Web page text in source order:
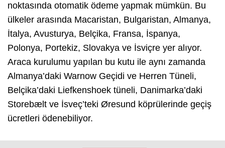
noktasında otomatik ödeme yapmak mümkün. Bu
ülkeler arasında Macaristan, Bulgaristan, Almanya,
İtalya, Avusturya, Belçika, Fransa, İspanya,
Polonya, Portekiz, Slovakya ve İsviçre yer alıyor.
Araca kurulumu yapılan bu kutu ile aynı zamanda
Almanya’daki Warnow Geçidi ve Herren Tüneli,
Belçika’daki Liefkenshoek tüneli, Danimarka’daki
Storebælt ve İsveç’teki Øresund köprülerinde geçiş
ücretleri ödenebiliyor.